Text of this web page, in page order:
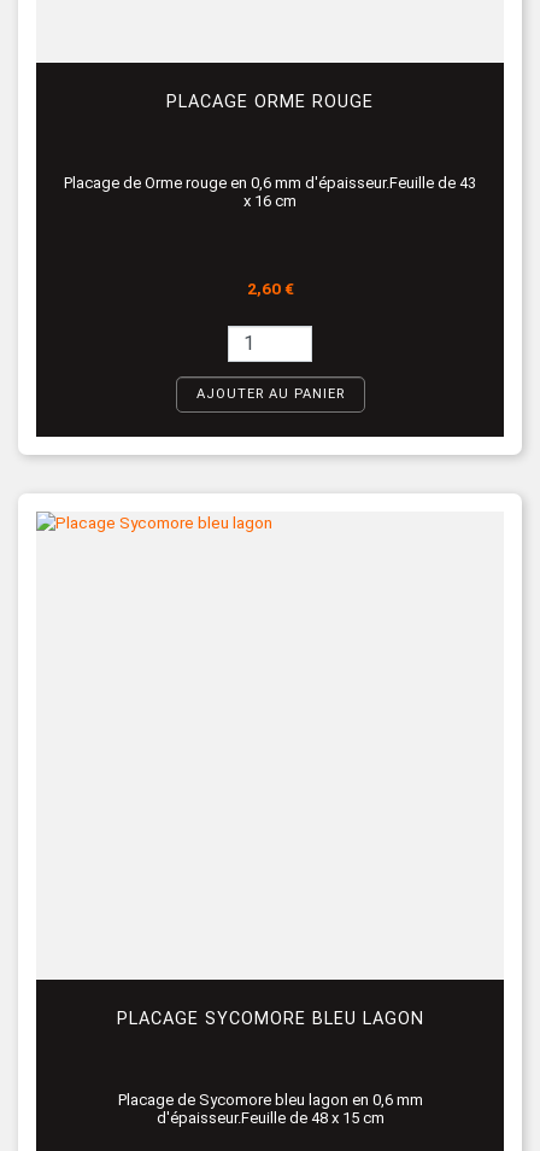
PLACAGE ORME ROUGE
Placage de Orme rouge en 0,6 mm d'épaisseur.Feuille de 43
x 16 cm
Prix
2,60 €
AJOUTER AU PANIER
PLACAGE SYCOMORE BLEU LAGON
Placage de Sycomore bleu lagon en 0,6 mm
d'épaisseur.Feuille de 48 x 15 cm